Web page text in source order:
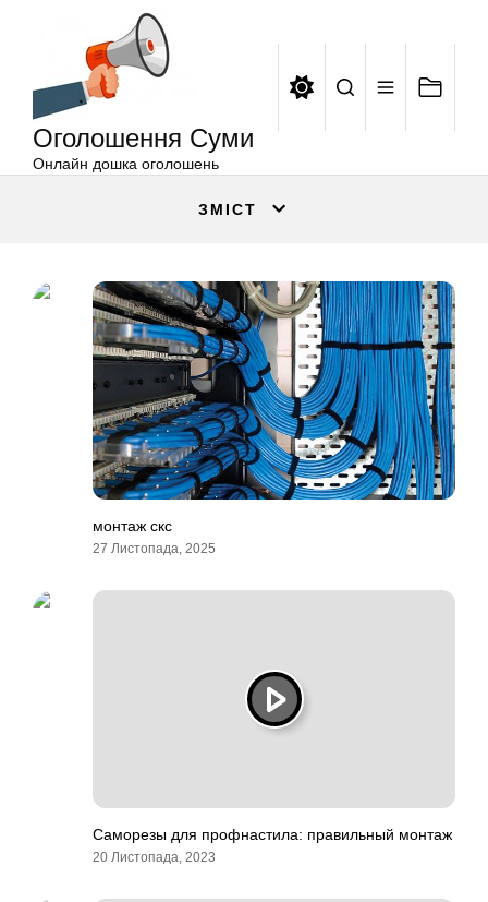
Оголошення Суми
Онлайн дошка оголошень
ЗМІСТ
монтаж скс
27 Листопада, 2025
Саморезы для профнастила: правильный монтаж
20 Листопада, 2023